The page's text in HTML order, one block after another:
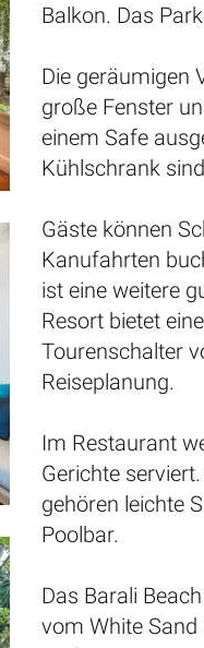
Balkon. Das
Die geräumigen
große Fenster
einem Safe
Kühlschrank
Gäste können
Kanufahrten
ist eine weitere
Resort bietet
Tourenschalter
Reiseplanung.
Im Restaurant
Gerichte
gehören leichte
Poolbar.
Das Barali
vom White